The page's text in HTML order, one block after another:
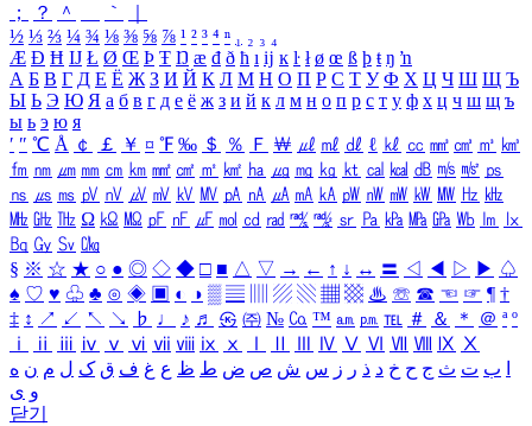
；
？ ＾ ｀
½ ⅓ ⅔ ¼ ¾ ⅛ ⅜ ⅝ ⅞ ¹ ² ³ ⁴ ⁿ ₁ ₂ ₃ ₄
Æ Ð Ħ Ĳ Ł Ø Œ Þ Ŧ Ŋ æ đ ð ħ ı ĳ ĸ ŀ ł ø œ ß þ ŧ ŋ ŉ
А Б В Г Д Е Ё Ж З И Й К Л М Н О П Р С Т У Ф Х Ц Ч Ш Щ Ъ
Ы Ь Э Ю Я а б в г д е ё ж з и й к л м н о п р с т у ф х ц ч ш щ ъ
ы ь э ю я
′ ″ ℃ Å ￠ ￡ ￥ ¤ ℉ ‰ ＄ ％ Ｆ ￦ ㎕ ㎖ ㎗ ℓ ㎘ ㏄ ㎣ ㎤ ㎥ ㎦
㎙ ㎚ ㎛ ㎜ ㎝ ㎞ ㎟ ㎠ ㎡ ㎢ ㏊ ㎍ ㎎ ㎏ ㏏ ㎈ ㎉ ㏈ ㎧ ㎨ ㎰
㎱ ㎲ ㎳ ㎴ ㎵ ㎶ ㎷ ㎸ ㎹ ㎀ ㎁ ㎂ ㎃ ㎄ ㎺ ㎻ ㎽ ㎾ ㎿ ㎐ ㎑
㎒ ㎓ ㎔ Ω ㏀ ㏁ ㎊ ㎋ ㎌ ㏖ ㏅ ㎭ ㎮ ㎯ ㏛ ㎩ ㎪ ㎫ ㎬ ㏝ ㏐
㏓
㏃ ㏉ ㏜ ㏆
§ ※ ☆ ★ ○ ● ◎ ◇ ◆ □ ■ △ ▽ → ← ↑ ↓ ↔ 〓 ◁ ◀ ▷ ▶ ♤
♠ ♡ ♥ ♧ ♣ ⊙ ◈ ▣ ◐ ◑ ▒ ▤ ▨ ▧ ▦ ▩ ♨ ☏ ☎ ☜ ☞ ¶ †
‡ ↕ ↗ ↙ ↖ ↘ ♭ ♩ ♪ ♬ ㉿ ㈜ № ㏇ ™ ㏂ ㏘ ℡ ＃ ＆ ＊ ＠ ª º
ⅰ
ⅱ ⅲ ⅳ ⅴ ⅵ ⅶ ⅷ ⅸ ⅹ Ⅳ Ⅴ Ⅵ Ⅶ Ⅷ Ⅸ Ⅹ
ب ت ث ج ح خ د ذ ر ز س ش ص ض ط ظ ع غ ف ق ک ل م ن ه
و ی
닫기